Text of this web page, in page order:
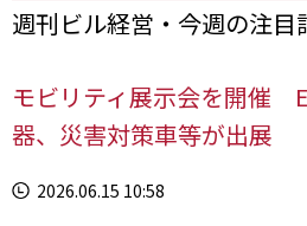
週刊ビル経営・今週の注目
モビリティ展示会を開催
器、災害対策車等が出展
2026.06.15 10:58